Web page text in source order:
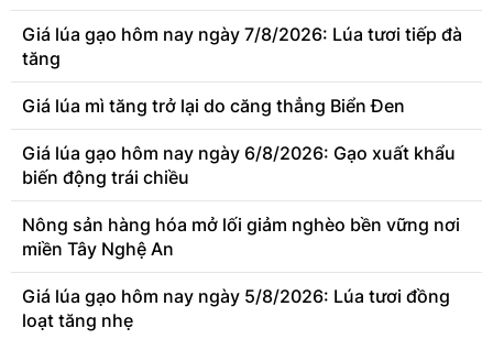
Giá lúa gạo hôm nay ngày 7/8/2026: Lúa tươi tiếp đà
tăng
Giá lúa mì tăng trở lại do căng thẳng Biển Đen
Giá lúa gạo hôm nay ngày 6/8/2026: Gạo xuất khẩu
biến động trái chiều
Nông sản hàng hóa mở lối giảm nghèo bền vững nơi
miền Tây Nghệ An
Giá lúa gạo hôm nay ngày 5/8/2026: Lúa tươi đồng
loạt tăng nhẹ